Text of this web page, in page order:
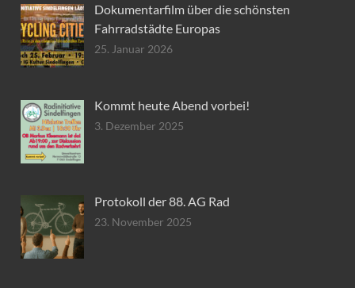
Dokumentarfilm über die schönsten
Fahrradstädte Europas
25. Januar 2026
Kommt heute Abend vorbei!
3. Dezember 2025
Protokoll der 88. AG Rad
23. November 2025